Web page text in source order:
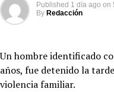
Published 1 día ago on
By Redacción
Un hombre identificado
años, fue detenido la
violencia familiar.